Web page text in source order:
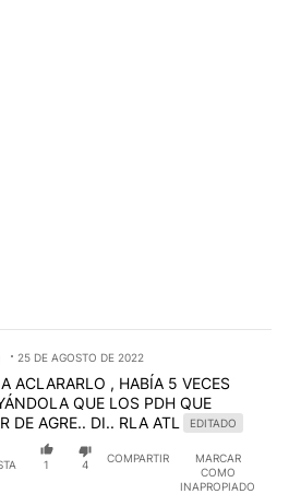
Jhonatan.
25 DE AGOSTO DE 2022
ACLARARLO , HABÍA 5 VECES
QUE LOS PDH QUE
DE AGRE.. DI.. RLA ATL
EDITADO
1 4
COMPARTIR
MARCAR
COMO
INAPROPIADO